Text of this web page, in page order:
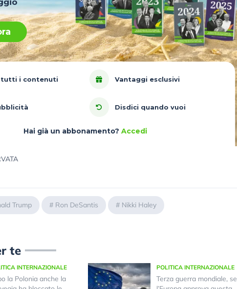
tutti i contenuti Vantaggi esclusivi
Disdici quando vuoi
Hai già un abbonamento? Accedi
Trump # Ron DeSantis # Nikki Haley
te
INTERNAZIONALE
la Polonia anche la
POLITICA INTERNAZIONALE
Terza guerra mondiale, se